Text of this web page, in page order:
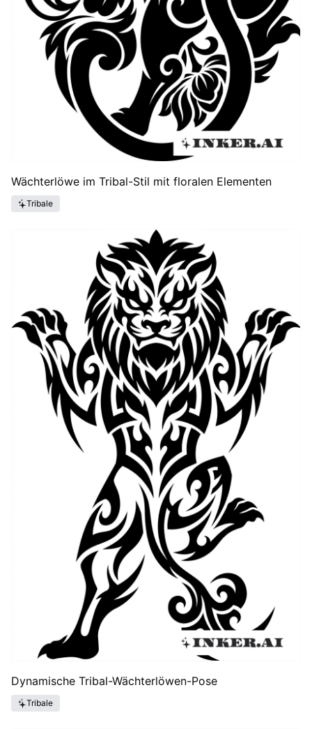
Wächterlöwe im Tribal-Stil mit floralen Elementen
Tribale
Dynamische Tribal-Wächterlöwen-Pose
Tribale